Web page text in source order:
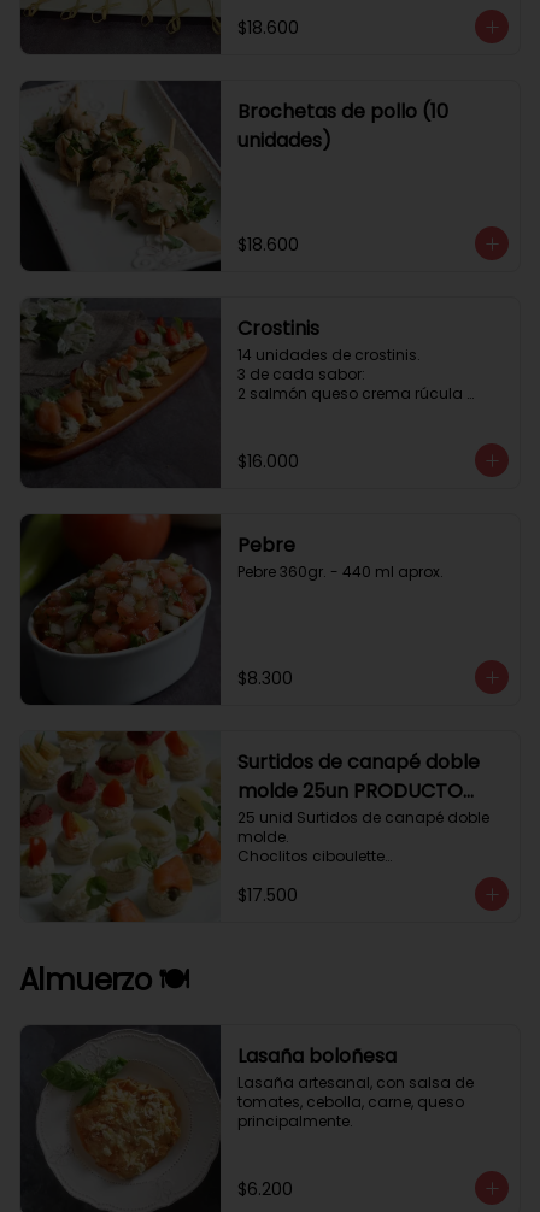
$18.600
Brochetas de pollo (10
unidades)
$18.600
Crostinis
14 unidades de crostinis.
3 de cada sabor:
2 salmón queso crema rúcula
caramelizada y miel.
3 camaron queso crema rúcula.
$16.000
Pebre
Pebre 360gr. - 440 ml aprox.
$8.300
Surtidos de canapé doble
molde 25un PRODUCTO
DELICADO .
25 unid Surtidos de canapé doble
molde.
Choclitos ciboulette
Tomate aji verde.
$17.500
Almuerzo 🍽️
Lasaña boloñesa
Lasaña artesanal, con salsa de
tomates, cebolla, carne, queso
principalmente.
$6.200